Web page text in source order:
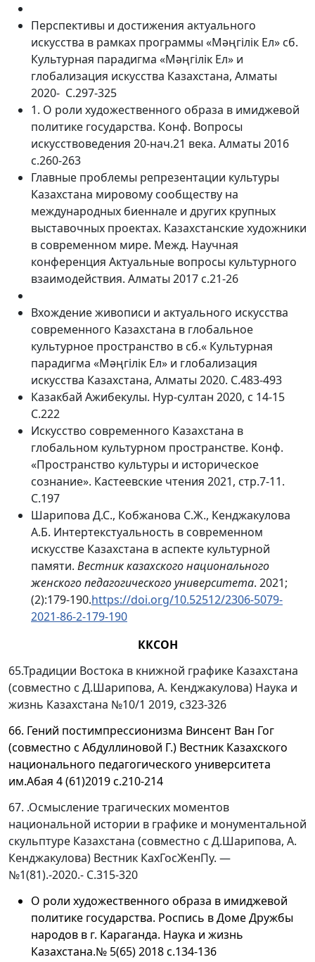
Перспективы и достижения актуального
искусства в рамках программы «Мәңгілік Ел» сб.
Культурная парадигма «Мәңгілік Ел» и
глобализация искусства Казахстана, Алматы
2020- С.297-325
1. О роли художественного образа в имиджевой
политике государства. Конф. Вопросы
искусствоведения 20-нач.21 века. Алматы 2016
с.260-263
Главные проблемы репрезентации культуры
Казахстана мировому сообществу на
международных биеннале и других крупных
выставочных проектах. Казахстанские художники
в современном мире. Межд. Научная
конференция Актуальные вопросы культурного
взаимодействия. Алматы 2017 с.21-26
Вхождение живописи и актуального искусства
современного Казахстана в глобальное
культурное пространство в сб.« Культурная
парадигма «Мәңгілік Ел» и глобализация
искусства Казахстана, Алматы 2020. С.483-493
Казакбай Ажибекулы. Нур-султан 2020, с 14-15
С.222
Искусство современного Казахстана в
глобальном культурном пространстве. Конф.
«Пространство культуры и историческое
сознание». Кастеевские чтения 2021, стр.7-11.
С.197
Шарипова Д.С., Кобжанова С.Ж., Кенджакулова
А.Б. Интертекстуальность в современном
искусстве Казахстана в аспекте культурной
памяти. Вестник казахского национального
женского педагогического университета. 2021;
(2):179-190.https://doi.org/10.52512/2306-5079-
2021-86-2-179-190
ККСОН
65.Традиции Востока в книжной графике Казахстана
(совместно с Д.Шарипова, А. Кенджакулова) Наука и
жизнь Казахстана №10/1 2019, с323-326
66. Гений постимпрессионизма Винсент Ван Гог
(совместно с Абдуллиновой Г.) Вестник Казахского
национального педагогического университета
им.Абая 4 (61)2019 с.210-214
67. .Осмысление трагических моментов
национальной истории в графике и монументальной
скульптуре Казахстана (совместно с Д.Шарипова, А.
Кенджакулова) Вестник КахГосЖенПу. —
№1(81).-2020.- С.315-320
О роли художественного образа в имиджевой
политике государства. Роспись в Доме Дружбы
народов в г. Караганда. Наука и жизнь
Казахстана.№ 5(65) 2018 с.134-136